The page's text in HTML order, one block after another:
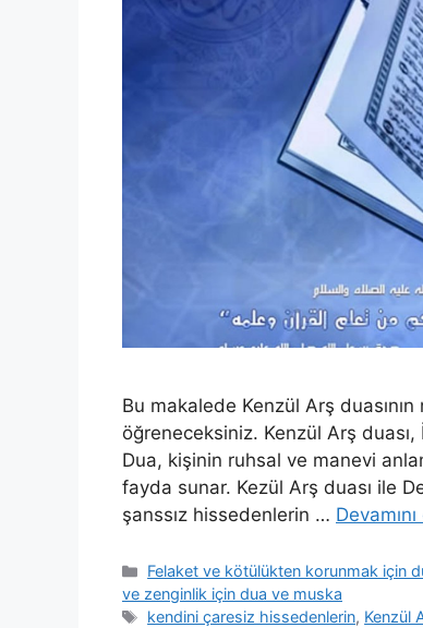
Bu makalede Kenzül Arş
öğreneceksiniz. Kenzül Arş
Dua, kişinin ruhsal ve manevi
fayda sunar. Kezül Arş duası ile
şanssız hissedenlerin …
Felaket ve kötülükten korunmak için
ve zenginlik için dua ve muska
kendini çaresiz hissedenlerin, Kenzül